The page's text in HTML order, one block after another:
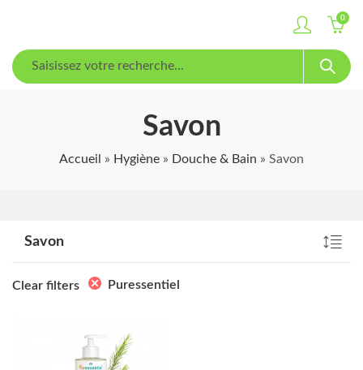
0
Savon
Accueil » Hygiène » Douche & Bain » Savon
Savon
Clear filters Puressentiel